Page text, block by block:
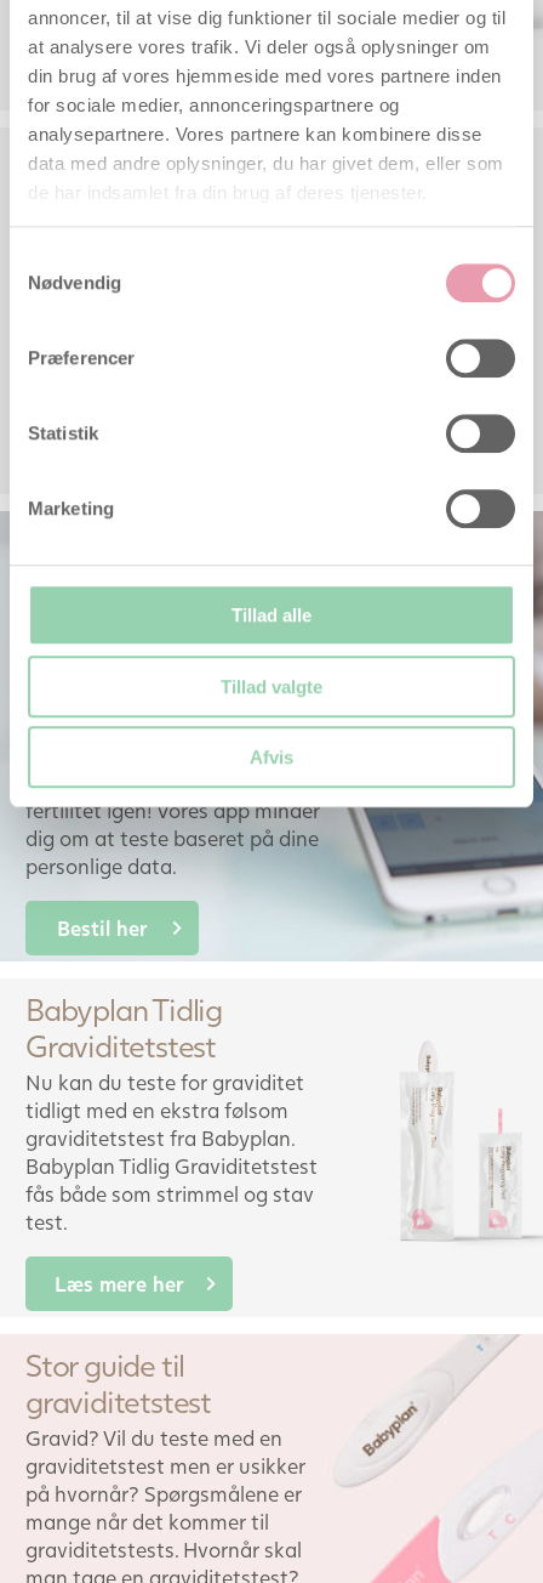
annoncer, til at vise dig funktioner til sociale medier og til
at analysere vores trafik. Vi deler også oplysninger om
din brug af vores hjemmeside med vores partnere inden
for sociale medier, annonceringspartnere og
analysepartnere. Vores partnere kan kombinere disse
data med andre oplysninger, du har givet dem, eller som
de har indsamlet fra din brug af deres tjenester.
Nødvendig
Præferencer
Statistik
Marketing
Tillad alle
Tillad valgte
Afvis
Nu med 90 stk. i pakken.
Bestil her
Babyplan
sædkvalitetstest
enkelt analysere om manden
med app
ægløsningstest af høj kvalitet
designet til at gøre det lettere
at identificere dine mest
frugtbare dage i hver cyklus. Gå
aldrig glip af en dag med Høj
fertilitet igen! Vores app minder
dig om at teste baseret på dine
personlige data.
Bestil her
Babyplan Tidlig
Graviditetstest
Nu kan du teste for graviditet
tidligt med en ekstra følsom
graviditetstest fra Babyplan.
Babyplan Tidlig Graviditetstest
fås både som strimmel og stav
test.
Læs mere her
Stor guide til
graviditetstest
Gravid? Vil du teste med en
graviditetstest men er usikker
på hvornår? Spørgsmålene er
mange når det kommer til
graviditetstests. Hvornår skal
man tage en graviditetstest?